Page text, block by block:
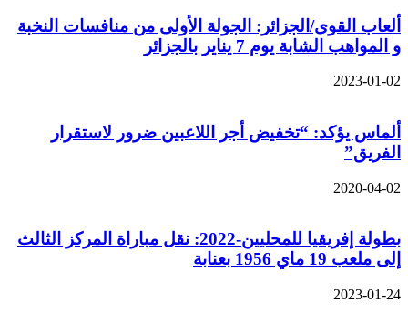
ألعاب القوى/الجزائر: الجولة الأولى من منافسات النخبة
و المواهب الشابة يوم 7 يناير بالجزائر
2023-01-02
ألماس يؤكد: “تخفيض أجر اللاعبين ضرور لاستقرار
الفريق”
2020-04-02
بطولة إفريقيا للمحليين-2022: نقل مباراة المركز الثالث
إلى ملعب 19 ماي 1956 بعنابة
2023-01-24